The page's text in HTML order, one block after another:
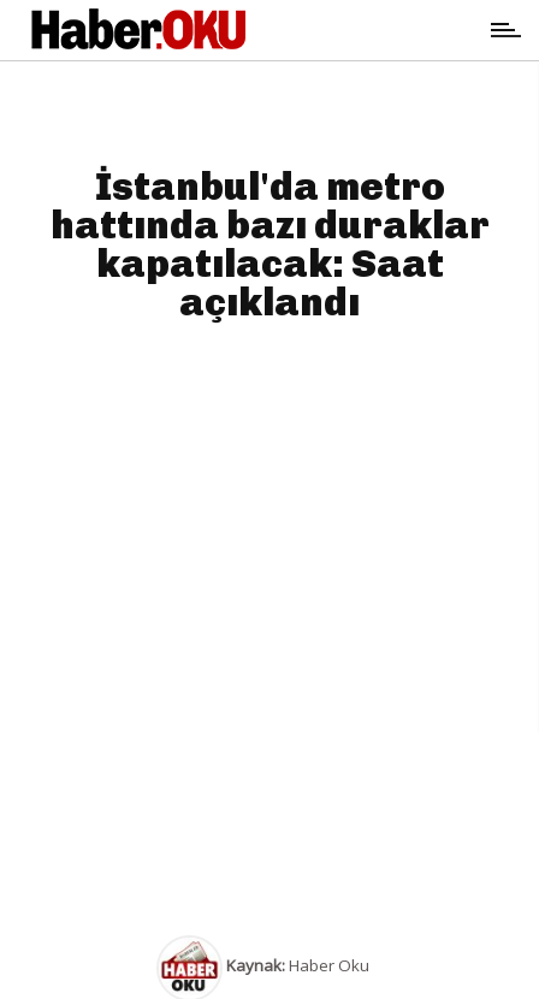
İstanbul'da metro
hattında bazı duraklar
kapatılacak: Saat
açıklandı
Kaynak:Haber Oku